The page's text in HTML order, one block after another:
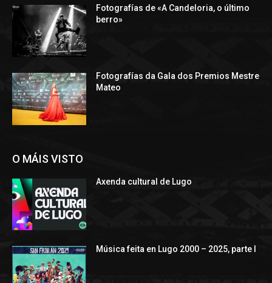
Fotografías de «A Candeloria, o último
berro»
Fotografías da Gala dos Premios Mestre
Mateo
O MÁIS VISTO
Axenda cultural de Lugo
Música feita en Lugo 2000 – 2025, parte I